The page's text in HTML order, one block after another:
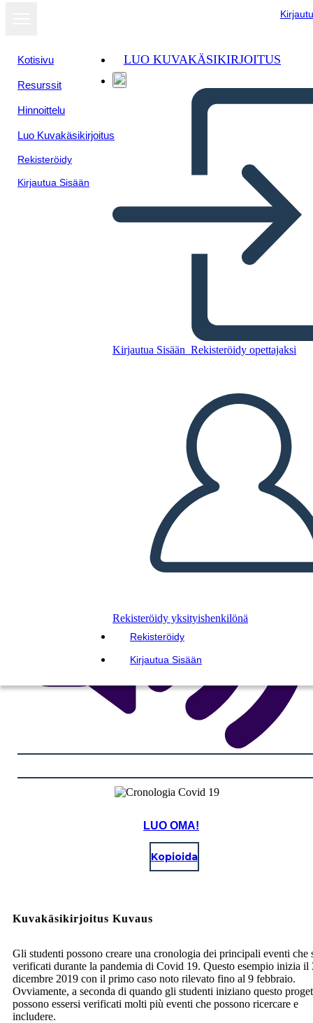
Kotisivu
Resurssit
Hinnoittelu
Luo Kuvakäsikirjoitus
Rekisteröidy
Kirjautua Sisään
LUO KUVAKÄSIKIRJOITUS
Kirjautua Sisään Rekisteröidy opettajaksi
Rekisteröidy yksityishenkilönä
Rekisteröidy
Kirjautua Sisään
Cronologia Covid 19
Kopioi tämä kuvakäsikirjoitus
LUO KUVAKÄSIKIRJOITUS
TOISTA DIAESITYS
LUE MINULLE
LUO OMA!
Kopioida
Kuvakäsikirjoitus Kuvaus
Gli studenti possono creare una cronologia dei principali eventi che
verificati durante la pandemia di Covid 19. Questo esempio inizia il
dicembre 2019 con il primo caso noto rilevato fino al 9 febbraio.
Ovviamente, a seconda di quando gli studenti iniziano questo
possono essersi verificati molti più eventi che possono ricercare e
includere.